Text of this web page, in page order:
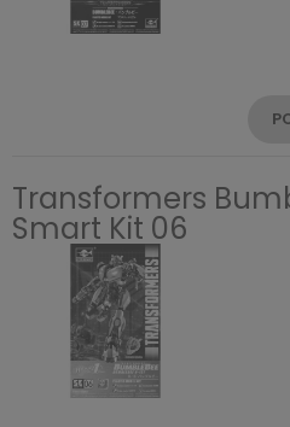
Transformers
Smart Kit 06